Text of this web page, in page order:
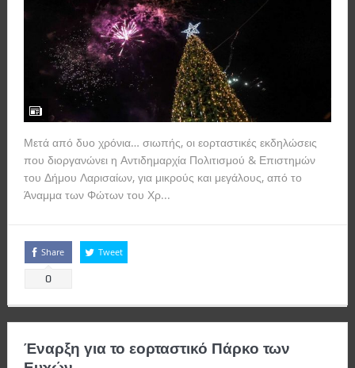
Μετά από δυο χρόνια… σιωπής, οι εορταστικές εκδηλώσεις
που διοργανώνει η Αντιδημαρχία Πολιτισμού & Επιστημών
του Δήμου Λαρισαίων, για μικρούς και μεγάλους, από το
Άναμμα των Φώτων του Χρ...
Share
0
Tweet
Έναρξη για το εορταστικό Πάρκο των